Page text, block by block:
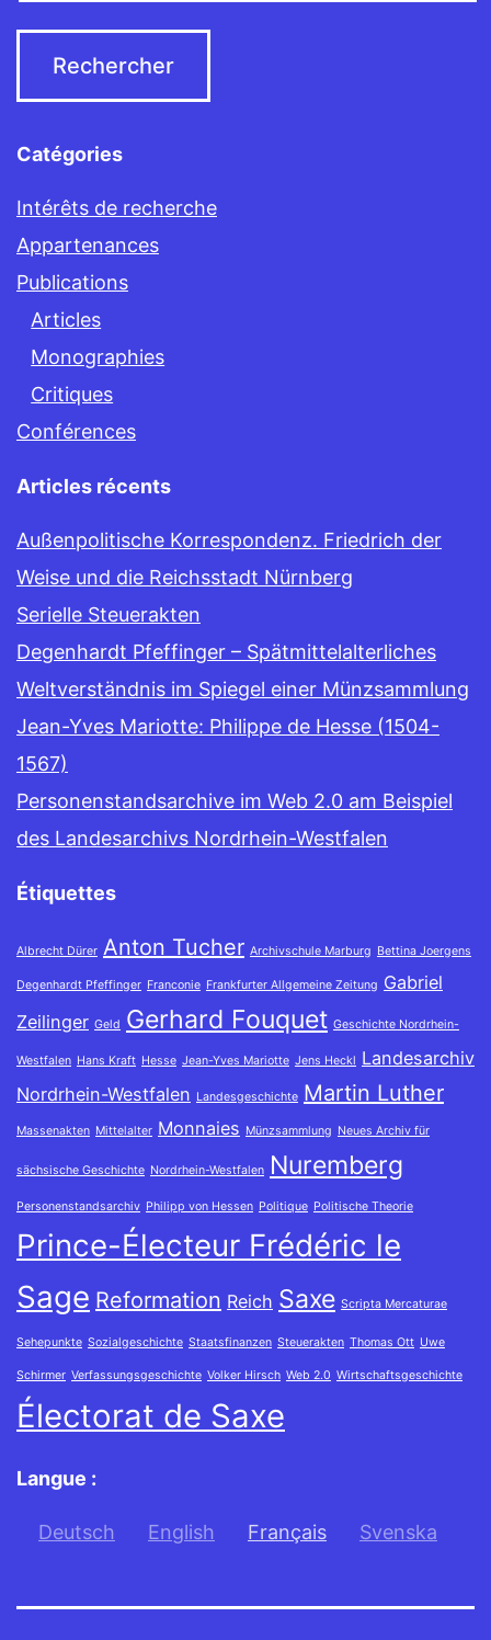
Catégories
Intérêts de recherche
Appartenances
Publications
Articles
Monographies
Critiques
Conférences
Articles récents
Außenpolitische Korrespondenz. Friedrich der
Weise und die Reichsstadt Nürnberg
Serielle Steuerakten
Degenhardt Pfeffinger – Spätmittelalterliches
Weltverständnis im Spiegel einer Münzsammlung
Jean-Yves Mariotte: Philippe de Hesse (1504-
1567)
Personenstandsarchive im Web 2.0 am Beispiel
des Landesarchivs Nordrhein-Westfalen
Étiquettes
Albrecht Dürer Anton Tucher Archivschule Marburg Bettina Joergens
Degenhardt Pfeffinger Franconie Frankfurter Allgemeine Zeitung Gabriel
Zeilinger Geld Gerhard Fouquet Geschichte Nordrhein-
Westfalen Hans Kraft Hesse Jean-Yves Mariotte Jens Heckl Landesarchiv
Nordrhein-Westfalen Landesgeschichte Martin Luther
Massenakten Mittelalter Monnaies Münzsammlung Neues Archiv für
sächsische Geschichte Nordrhein-Westfalen Nuremberg
Personenstandsarchiv Philipp von Hessen Politique Politische Theorie
Prince-Électeur Frédéric le
Sage Reformation Reich Saxe Scripta Mercaturae
Sehepunkte Sozialgeschichte Staatsfinanzen Steuerakten Thomas Ott Uwe
Schirmer Verfassungsgeschichte Volker Hirsch Web 2.0 Wirtschaftsgeschichte
Électorat de Saxe
Langue :
Deutsch English Français Svenska